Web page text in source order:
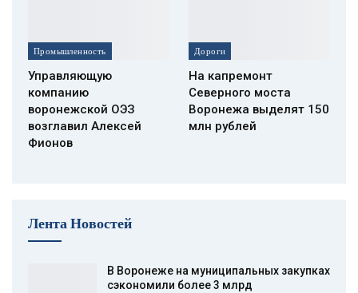
Промышленность
Управляющую
компанию
воронежской ОЭЗ
возглавил Алексей
Фионов
Дороги
На капремонт
Северного моста
Воронежа выделят 150
млн рублей
Лента Новостей
В Воронеже на муниципальных закупках
сэкономили более 3 млрд